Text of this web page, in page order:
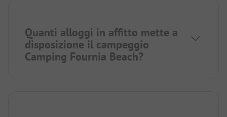
Quanti alloggi in affitto mette a
disposizione il campeggio
Camping Fournia Beach?